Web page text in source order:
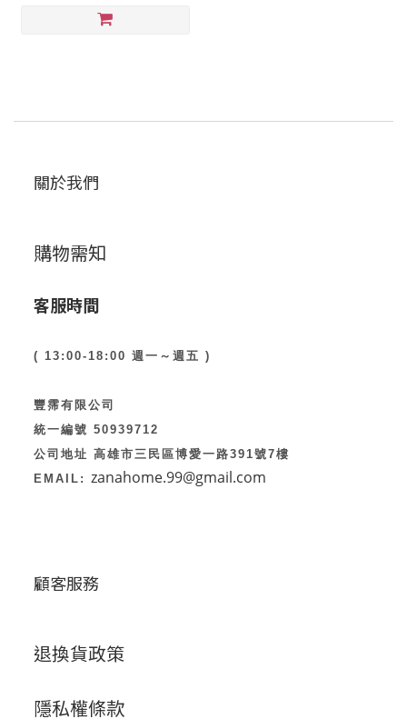
關於我們
購物需知
客服時間
( 13:00-18:00 週一～週五 )
豐霈有限公司
統一編號 50939712
公司地址 高雄市三民區博愛一路391號7樓
EMAIL: zanahome.99@gmail.com
顧客服務
退換貨政策
隱私權條款